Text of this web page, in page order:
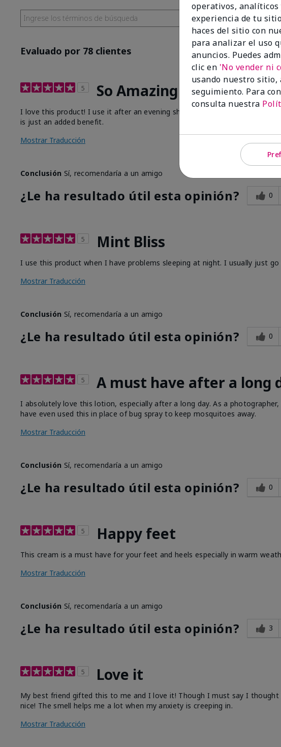
Evaluado por 78 clientes
5 So Amazing
I love this product! I use it after an evening shower, slather my lotion on
is just an added benefit.
Mostrar Traducción
Conclusión Sí, recomendaría a un amigo
¿Le ha resultado útil esta opinión? 0
5 Mint Bliss
I use this product when I have problems sleeping at night. I usually just
Mostrar Traducción
Conclusión Sí, recomendaría a un amigo
¿Le ha resultado útil esta opinión? 0
5 A must have after a long
I absolutely love this lotion, especially after a long day. As a
have even used this in place of bug spray to keep mosquitoes away.
Mostrar Traducción
Conclusión Sí, recomendaría a un amigo
¿Le ha resultado útil esta opinión? 0
5 Happy feet
This cream is a must have for your feet and heels especially in warm
Mostrar Traducción
Conclusión Sí, recomendaría a un amigo
¿Le ha resultado útil esta opinión? 3
5 Love it
My best friend gifted this to me and I love it! Though I must say I
nice! The smell helps me a lot when my anxiety is creeping in.
Mostrar Traducción
operativos, analíticos
experiencia de tu
haces del sitio con
para analizar el uso
anuncios. Puedes
clic en 'No vender ni
usando nuestro sitio,
seguimiento. Para
consulta nuestra